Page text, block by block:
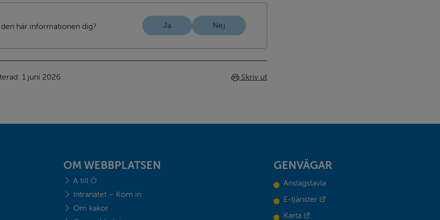
här informationen dig? Ja Nej
1 juni 2026 Skriv ut
OM WEBBPLATSEN
A till Ö
Intranätet – Kom in
Om kakor
GENVÄGAR
Anslagstavla
E-tjänster
Länk till annan webbplats.
Karta
Länk till annan webbplats.